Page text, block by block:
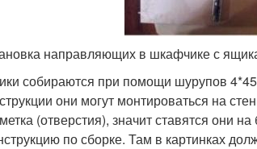
направляющих в шкафчике с
собираются при помощи шурупов
они могут монтироваться на
(отверстия), значит ставятся они
по сборке. Там в картинках